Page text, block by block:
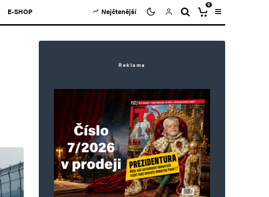
E-SHOP Nejčtenější
0
Reklama